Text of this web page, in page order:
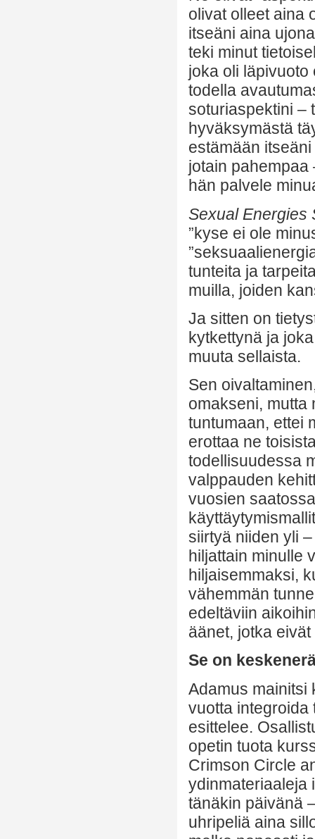
olivat olleet aina
itseäni aina
teki minut
joka oli läpivuoto
todella
soturiaspektini –
hyväksymästä
estämään
jotain pahempaa
hän palvele
Sexual Energies
”kyse ei ole
tunteita ja
muilla, joiden
Ja sitten on
kytkettynä ja
muuta sellaista.
Sen
omakseni, mutta
tuntumaan, ettei
erottaa ne
todellisuudessa
valppauden
vuosien
siirtyä niiden yli
hiljattain minulle
hiljaisemmaksi,
vähemmän
edeltäviin
äänet, jotka
Se on
Adamus mainitsi
vuotta integroida
esittelee.
opetin tuota
Crimson Circle
ydinmateriaaleja
tänäkin päivänä
uhripeliä aina